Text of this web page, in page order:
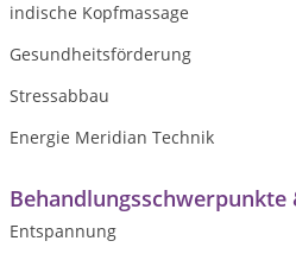
indische Kopfmassage
Gesundheitsförderung
Stressabbau
Energie Meridian Technik
Behandlungsschwerpunkte
Entspannung